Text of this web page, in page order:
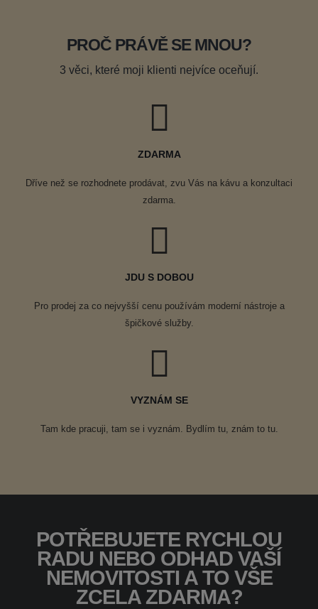
PROČ PRÁVĚ SE MNOU?
3 věci, které moji klienti nejvíce oceňují.
ZDARMA
Dříve než se rozhodnete prodávat, zvu Vás na kávu a konzultaci
zdarma.
JDU S DOBOU
Pro prodej za co nejvyšší cenu používám moderní nástroje a
špičkové služby.
VYZNÁM SE
Tam kde pracuji, tam se i vyznám. Bydlím tu, znám to tu.
POTŘEBUJETE RYCHLOU
RADU NEBO ODHAD VAŠÍ
NEMOVITOSTI A TO VŠE
ZCELA ZDARMA?